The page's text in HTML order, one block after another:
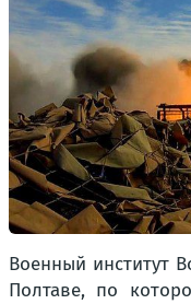
Военный институт
Полтаве, по